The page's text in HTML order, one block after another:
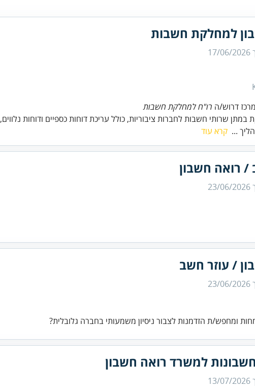
למחלקת חשבות
17/06/2026
דרוש/ה רו"ח למחלקת חשבות
שרותי חשבות לחברות ציבוריות, כולל עריכת דוחות כספיים ודוחות נלווים,
... קרא עוד
/ רואה חשבון
23/06/2026
/ עוזר חשב
23/06/2026
ומחפש/ת הזדמנות לצבור ניסיון משמעותי בחברה גלובלית?
למשרד רואה חשבון
13/07/2026